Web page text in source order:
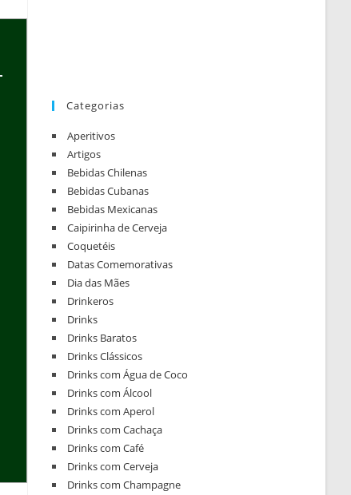
Categorias
Aperitivos
Artigos
Bebidas Chilenas
Bebidas Cubanas
Bebidas Mexicanas
Caipirinha de Cerveja
Coquetéis
Datas Comemorativas
Dia das Mães
Drinkeros
Drinks
Drinks Baratos
Drinks Clássicos
Drinks com Água de Coco
Drinks com Álcool
Drinks com Aperol
Drinks com Cachaça
Drinks com Café
Drinks com Cerveja
Drinks com Champagne